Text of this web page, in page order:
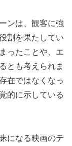
ンは、観客に強
割を果たしてい
ったことや、エ
とも考えられま
在ではなくなっ
的に示している
になる映画のテ